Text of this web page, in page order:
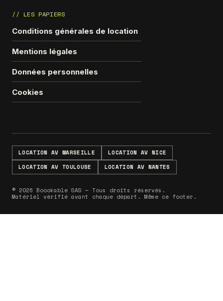
// LES PAPIERS
Conditions générales de location
Mentions légales
Données personnelles
Cookies
LOCATION AV MARSEILLE
LOCATION AV NICE
LOCATION AV TOULOUSE
LOCATION AV NANTES
© 2026 Boookable SAS — Tous droits réservés.
Matériel vérifié avant chaque départ. Même ce footer.